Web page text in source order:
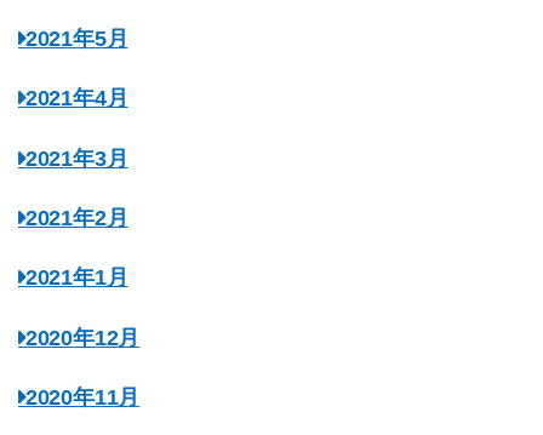
2021年5月
2021年4月
2021年3月
2021年2月
2021年1月
2020年12月
2020年11月